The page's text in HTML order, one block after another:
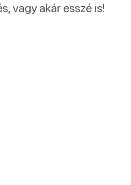
vagy akár esszé is!